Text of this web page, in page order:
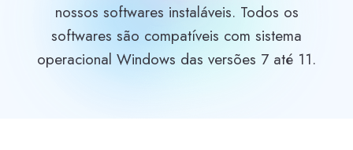
nossos softwares instaláveis. Todos os
softwares são compatíveis com sistema
operacional Windows das versões 7 até 11.